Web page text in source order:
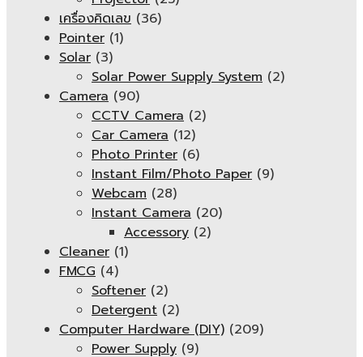
เครื่องคิดเลข (36)
Pointer (1)
Solar (3)
Solar Power Supply System (2)
Camera (90)
CCTV Camera (2)
Car Camera (12)
Photo Printer (6)
Instant Film/Photo Paper (9)
Webcam (28)
Instant Camera (20)
Accessory (2)
Cleaner (1)
FMCG (4)
Softener (2)
Detergent (2)
Computer Hardware (DIY) (209)
Power Supply (9)